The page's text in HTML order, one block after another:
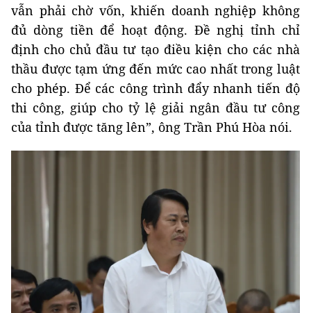
vẫn phải chờ vốn, khiến doanh nghiệp không
đủ dòng tiền để hoạt động. Đề nghị tỉnh chỉ
định cho chủ đầu tư tạo điều kiện cho các nhà
thầu được tạm ứng đến mức cao nhất trong luật
cho phép. Để các công trình đẩy nhanh tiến độ
thi công, giúp cho tỷ lệ giải ngân đầu tư công
của tỉnh được tăng lên”, ông Trần Phú Hòa nói.